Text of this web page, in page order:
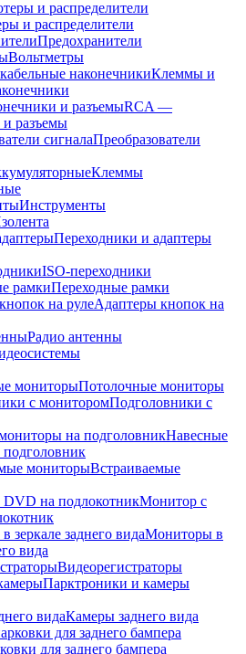
и распределители
Предохранители
Вольтметры
Клеммы и
RCA —
и разъемы
Преобразователи
Клеммы
Инструменты
Переходники и адаптеры
ISO-переходники
Переходные рамки
Адаптеры кнопок на
Радио антенны
Потолочные мониторы
Подголовники с
Навесные
Встраиваемые
Монитор с
Мониторы в
вида
Видеорегистраторы
Парктроники и камеры
Камеры заднего вида
для заднего бампера